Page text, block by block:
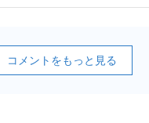
コメントをもっと見る